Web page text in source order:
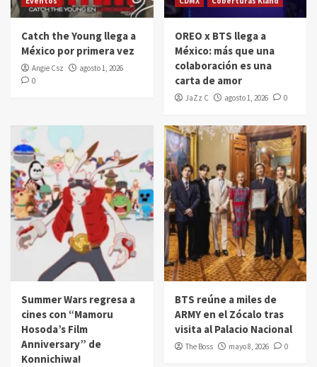
Catch the Young llega a
México por primera vez
Angie Csz
agosto 1, 2026
0
OREO x BTS llega a
México: más que una
colaboración es una
carta de amor
JaZz C agosto 1, 2026 0
Summer Wars regresa a
cines con “Mamoru
Hosoda’s Film
Anniversary” de
Konnichiwa!
BTS reúne a miles de
ARMY en el Zócalo tras
visita al Palacio Nacional
The Boss mayo 8, 2026 0